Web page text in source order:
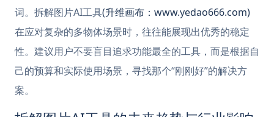
词。拆解图片AI工具(升维画布：www.yedao666.com)
在应对复杂的多物体场景时，往往能展现出优秀的稳定
性。建议用户不要盲目追求功能最全的工具，而是根据自
己的预算和实际使用场景，寻找那个“刚刚好”的解决方
案。